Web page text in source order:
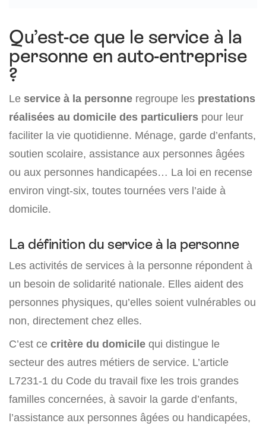
Qu’est-ce que le service à la
personne en auto-entreprise
?
Le service à la personne regroupe les prestations
réalisées au domicile des particuliers pour leur
faciliter la vie quotidienne. Ménage, garde d’enfants,
soutien scolaire, assistance aux personnes âgées
ou aux personnes handicapées… La loi en recense
environ vingt-six, toutes tournées vers l’aide à
domicile.
La définition du service à la personne
Les activités de services à la personne répondent à
un besoin de solidarité nationale. Elles aident des
personnes physiques, qu’elles soient vulnérables ou
non, directement chez elles.
C’est ce critère du domicile qui distingue le
secteur des autres métiers de service. L’article
L7231-1 du Code du travail fixe les trois grandes
familles concernées, à savoir la garde d’enfants,
l’assistance aux personnes âgées ou handicapées,